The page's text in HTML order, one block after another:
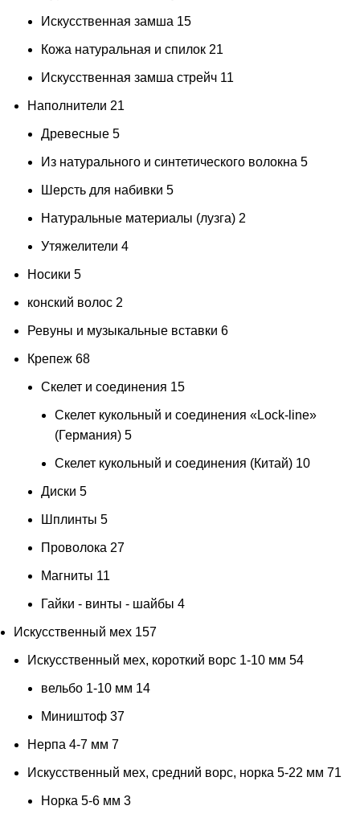
Искусственная замша 15
Кожа натуральная и спилок 21
Искусственная замша стрейч 11
Наполнители 21
Древесные 5
Из натурального и синтетического волокна 5
Шерсть для набивки 5
Натуральные материалы (лузга) 2
Утяжелители 4
Носики 5
конский волос 2
Ревуны и музыкальные вставки 6
Крепеж 68
Скелет и соединения 15
Скелет кукольный и соединения «Lock-line»
(Германия) 5
Скелет кукольный и соединения (Китай) 10
Диски 5
Шплинты 5
Проволока 27
Магниты 11
Гайки - винты - шайбы 4
Искусственный мех 157
Искусственный мех, короткий ворс 1-10 мм 54
вельбо 1-10 мм 14
Миништоф 37
Нерпа 4-7 мм 7
Искусственный мех, средний ворс, норка 5-22 мм 71
Норка 5-6 мм 3